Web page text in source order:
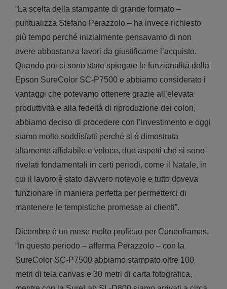
“La scelta della stampante di grande formato –
puntualizza Stefano Perazzolo – ha invece richiesto
più tempo perché inizialmente pensavamo di non
avere abbastanza lavori da giustificarne l’acquisto.
Quando poi ci sono state spiegate le funzionalità della
Epson SureColor SC-P7500 e abbiamo considerato i
vantaggi che potevamo ottenere grazie all’elevata
produttività e alla fedeltà di riproduzione dei colori,
abbiamo deciso di procedere con l’investimento e oggi
siamo molto soddisfatti perché si è dimostrata
altamente affidabile e veloce, due aspetti che si sono
rivelati fondamentali in certi periodi, come il Natale, in
cui il lavoro è stato davvero notevole e tutto doveva
funzionare in maniera perfetta per permetterci di
mantenere le tempistiche promesse ai clienti”.
Dicembre è un mese molto proficuo per Cuneoframes.
“In questo periodo – afferma Perazzolo – con la
SureColor SC-P7500 abbiamo stampato oltre 100
metri di tela canvas e 30 metri di carta fotografica,